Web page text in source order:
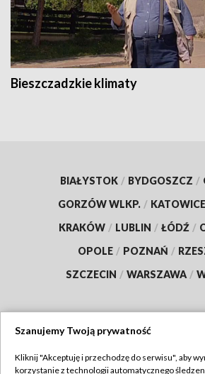
Bieszczadzkie klimaty
BIAŁYSTOK / BYDGOSZCZ /
GORZÓW WLKP. / KATOWICE
KRAKÓW / LUBLIN / ŁÓDŹ /
OPOLE / POZNAŃ /
SZCZECIN / WARSZAWA /
Szanujemy Twoją prywatność
Kliknij "Akceptuję i przechodzę do serwisu", aby
korzystanie z technologii automatycznego